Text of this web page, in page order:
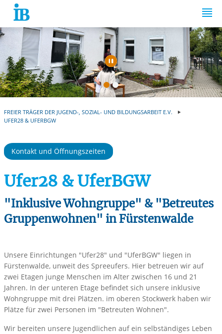
Springe zum Inhalt
Automatische
FREIER TRÄGER DER JUGEND-, SOZIAL- UND BILDUNGSARBEIT E.V.
UFER28 & UFERBGW
Kontakt und Öffnungszeiten
Ufer28 & UferBGW
"Inklusive Wohngruppe" & "Betreutes
Gruppenwohnen" in Fürstenwalde
Unsere Einrichtungen "Ufer28" und "UferBGW" liegen in
Fürstenwalde, unweit des Spreeufers. Hier betreuen wir auf
zwei Etagen junge Menschen im Alter zwischen 16 und 21
Jahren. In der unteren Etage befindet sich unsere inklusive
Wohngruppe mit drei Plätzen. im oberen Stockwerk haben wir
Plätze für zwei Personen im "Betreuten Wohnen".
Wir bereiten unsere Jugendlichen auf ein selbständiges Leben